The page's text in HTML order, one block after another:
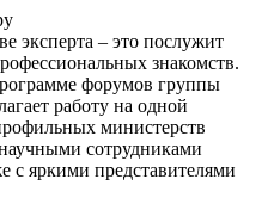
эксперта – это послужит
знакомств.
форумов группы
работу на одной
министерств
сотрудниками
с яркими представителями